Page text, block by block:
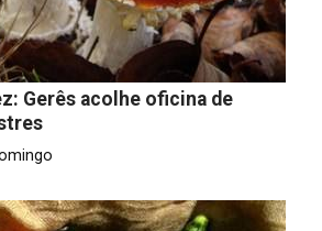
Gerês acolhe oficina de